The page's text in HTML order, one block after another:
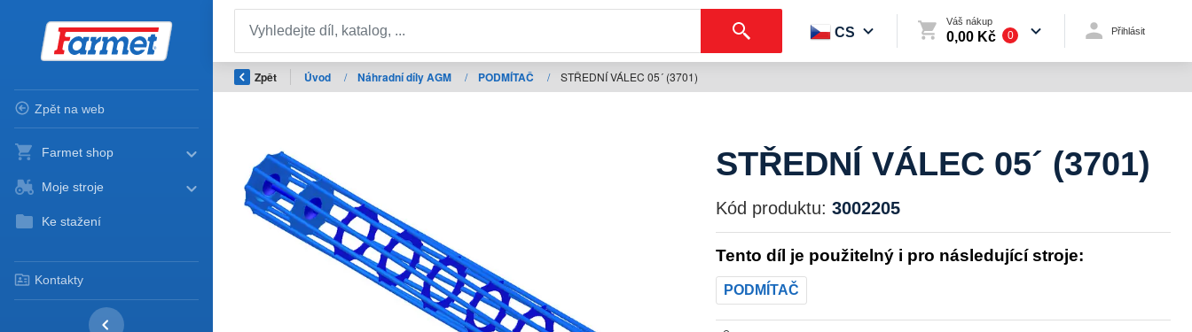
Zpět na web
Farmet shop
Moje stroje
Ke stažení
Kontakty
CS
Váš nákup
0,00 Kč 0 Přihlásit
Zpět Úvod / Náhradní díly AGM / PODMÍTAČ / STŘEDNÍ VÁLEC 05´ (3701)
STŘEDNÍ VÁLEC 05´ (3701)
Kód produktu: 3002205
Tento díl je použitelný i pro následující stroje:
PODMÍTAČ